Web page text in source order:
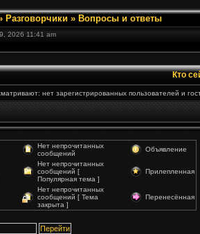
Разговорчики » Вопросы и ответы
2026 11:41 am
Кто
нет зарегистрированных пользователей и
Нет непрочитанных
сообщений
Объявление
Нет непрочитанных
сообщений [
Популярная тема ]
Прилепленная
Нет непрочитанных
сообщений [ Тема
закрыта ]
Перенесённая